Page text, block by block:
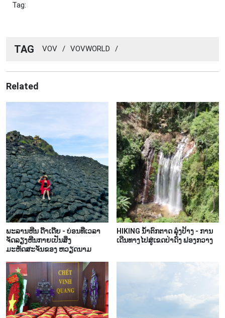
Tag:
TAG VOV / VOVWORLD /
Related
ພະລານຫີນ ດ໊າເດ໊ຍ - ບ່ອນທີ່ເວລາ
ຈັດລຽງຫີນກາຍເປັນສິ່ງ
ມະຫັດສະຈັນຂອງ ຫວຽດນາມ
HIKING ນ້ຳຕົກຕາດ ລຸ໋ງປ້າງ - ການ
ເດີນທາງໄປສູ່ເຂດປ່າດົງ ຟອງກວາງ